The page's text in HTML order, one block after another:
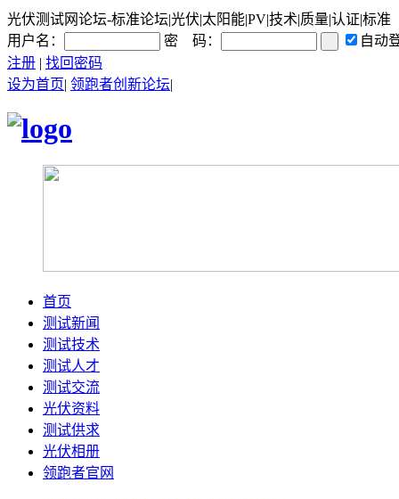
光伏测试网论坛-标准论坛|光伏|太阳能|PV|技术|质量|认证|标准
用户名：
密 码：
自动
注册 | 找回密码
设为首页| 领跑者创新论坛|
首页
测试新闻
测试技术
测试人才
测试交流
光伏资料
测试供求
光伏相册
领跑者官网